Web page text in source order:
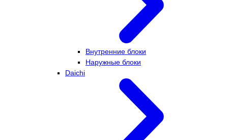
Внутренние блоки
Наружные блоки
Daichi